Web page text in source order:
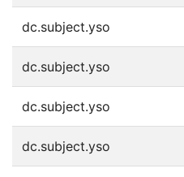
dc.subject.yso
dc.subject.yso
dc.subject.yso
dc.subject.yso